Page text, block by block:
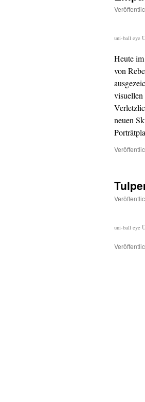
uni-ball eye
Heute
von
neuen
uni-ball eye